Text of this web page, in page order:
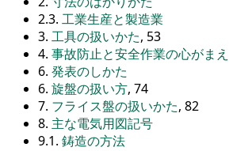
2.3. 工業生産と製造業
3. 工具の扱いかた, 53
4. 事故防止と安全作業の心がまえ
6. 発表のしかた
6. 旋盤の扱い方, 74
7. フライス盤の扱いかた, 82
8. 主な電気用図記号
9.1. 鋳造の方法